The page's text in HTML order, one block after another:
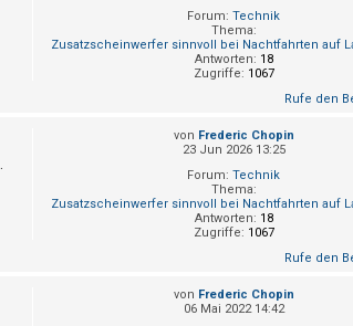
Forum: Technik
Thema:
Zusatzscheinwerfer sinnvoll bei Nachtfahrten auf
Antworten: 18
Zugriffe: 1067
Rufe den
von Frederic Chopin
23 Jun 2026 13:25
Forum: Technik
Thema:
Zusatzscheinwerfer sinnvoll bei Nachtfahrten auf
Antworten: 18
Zugriffe: 1067
Rufe den
von Frederic Chopin
06 Mai 2022 14:42